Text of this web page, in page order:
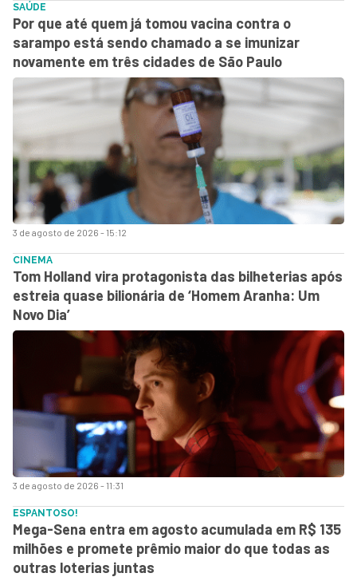
3 de agosto de 2026 - 15:12
SAÚDE
Por que até quem já tomou vacina contra o
sarampo está sendo chamado a se imunizar
novamente em três cidades de São Paulo
3 de agosto de 2026 - 11:31
CINEMA
Tom Holland vira protagonista das bilheterias após
estreia quase bilionária de ‘Homem Aranha: Um
Novo Dia’
ESPANTOSO!
Mega-Sena entra em agosto acumulada em R$ 135
milhões e promete prêmio maior do que todas as
outras loterias juntas